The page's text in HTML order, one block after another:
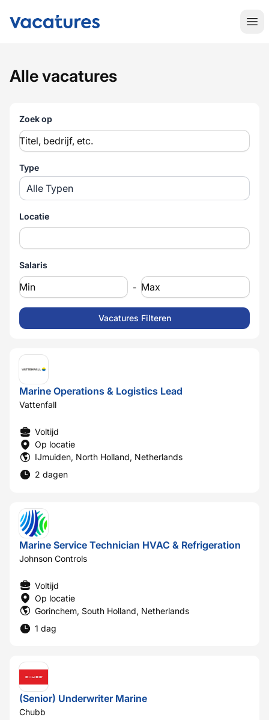
MaritiemeVacatures.nl
Alle vacatures
Zoek op
Type
Alle Typen
Locatie
Salaris
-
Marine Operations & Logistics Lead
Vattenfall
Voltijd
Op locatie
IJmuiden, North Holland, Netherlands
2 dagen
Marine Service Technician HVAC & Refrigeration
Johnson Controls
Voltijd
Op locatie
Gorinchem, South Holland, Netherlands
1 dag
(Senior) Underwriter Marine
Chubb